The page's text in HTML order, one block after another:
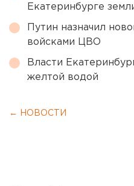
Екатеринбурге
Путин назначил
войсками ЦВО
Власти
желтой водой
← НОВОСТИ